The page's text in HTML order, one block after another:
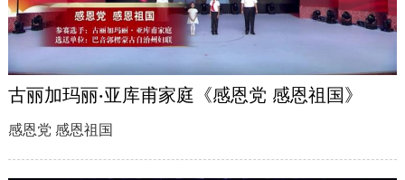
古丽加玛丽·亚库甫家庭《感恩党 感恩祖国》
感恩党 感恩祖国